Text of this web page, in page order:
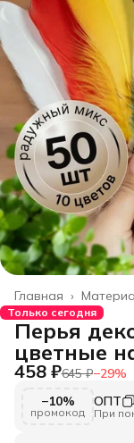
Главная ›
Только сегодня
Перья
цветные
458 ₽645 ₽−29%
−10%
промокод
ОПТ
При